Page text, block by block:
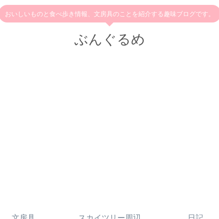
おいしいものと食べ歩き情報、文房具のことを紹介する趣味ブログです。
ぶんぐるめ